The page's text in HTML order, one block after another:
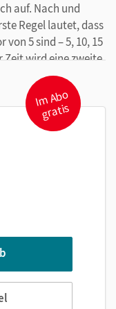
auf. Nach und
Regel lautet, dass
5 sind – 5, 10, 15
Zeit wird eine zweite
sich
Titel „Fizz Buzz:
I
m
A
b
o
gr
atis